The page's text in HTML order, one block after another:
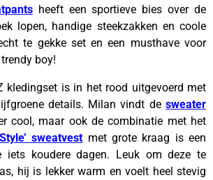
heeft een sportieve bies over de
lopen, handige steekzakken en coole
te gekke set en een musthave voor
boy!
kledingset is in het rood uitgevoerd met
details. Milan vindt de sweater
cool, maar ook de combinatie met het
sweatvest met grote kraag is een
iets koudere dagen. Leuk om deze te
hij is lekker warm en voelt heel stevig